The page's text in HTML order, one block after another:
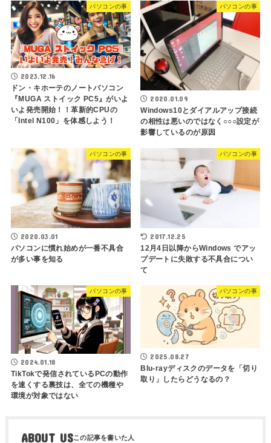
パソコンの事
2023.12.16
ドン・キホーテのノートパソコン
『MUGA ストイック PC5』がいよ
いよ発売開始！！革新的CPUの
「Intel N100」を体感しよう！
パソコンの事
2020.01.09
Windows10とダイアルアップ接続
の相性は悪いのではなく○○○設定が
影響しているのが原因
パソコンの事
2020.03.01
パソコンに慣れ始めが一番不具合
が多い事を知る
パソコンの事
2017.12.25
12月4日以降からWindows でアッ
プデートに失敗する不具合につい
て
パソコンの事
2024.01.18
TikTokで発信されているPCの動作
を速くする裏技は、全ての機種や
環境が対象ではない
パソコンの事
2025.08.27
Blu-rayディスクのデータを「切り
取り」したらどうなるの？
ABOUT US